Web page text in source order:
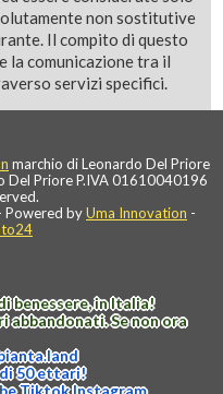
non sostitutive
Il compito di questo
la comunicazione tra il
servizi specifici.
marchio di Leonardo Del Priore
Del Priore P.IVA 01610040196
Powered byUma Innovation -
benessere, in Italia!
abbandonati. Se non ora
.land
50 ettari!
TiktokInstagram